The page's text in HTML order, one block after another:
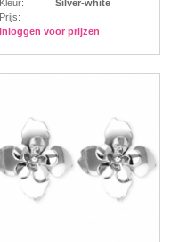
Kleur:
Silver-white
Prijs:
Inloggen voor prijzen